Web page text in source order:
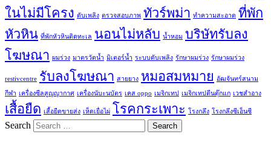
ในไม่มีโครง ดับเพลิง ตรวจสอบภาพ ทัวร์พม่า ทำความสะอาด ที่พัก
หัวหิน ที่พักหัวหินติดทะเล นอนไม่หลับ น้ำหอม บริษัทรับลง
โฆษณา ผมร่วง มาตรวัดน้ำ มิเตอร์น้ำ ระบบดับเพลิง รักษาผมร่วง รักษาผมร่วง
restivcentre รับลงโฆษณา สายยาง หมอสมหมาย อัฒจันทร์สนาม
กีฬา เครื่องซีลสูญญากาศ เครื่องนับะนบัตร เคส oppo เมจิกเทป เมจิกเทปตีนตุ๊กแก เวชสำอาง
เสื้อยืด เสื้อยืดขายส่ง เห็ดเยื่อไผ่ โรคกระเพาะ โรงกลึง โรงกลึงซีเอ็นซี
Search